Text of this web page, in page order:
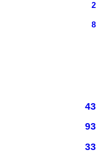
2
8
43
93
33